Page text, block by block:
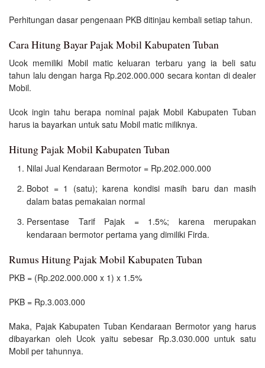
Perhitungan dasar pengenaan PKB ditinjau kembali setiap tahun.
Cara Hitung Bayar Pajak Mobil Kabupaten Tuban
Ucok memiliki Mobil matic keluaran terbaru yang ia beli satu
tahun lalu dengan harga Rp.202.000.000 secara kontan di dealer
Mobil.
Ucok ingin tahu berapa nominal pajak Mobil Kabupaten Tuban
harus ia bayarkan untuk satu Mobil matic miliknya.
Hitung Pajak Mobil Kabupaten Tuban
Nilai Jual Kendaraan Bermotor = Rp.202.000.000
Bobot = 1 (satu); karena kondisi masih baru dan masih
dalam batas pemakaian normal
Persentase Tarif Pajak = 1.5%; karena merupakan
kendaraan bermotor pertama yang dimiliki Firda.
Rumus Hitung Pajak Mobil Kabupaten Tuban
PKB = (Rp.202.000.000 x 1) x 1.5%
PKB = Rp.3.003.000
Maka, Pajak Kabupaten Tuban Kendaraan Bermotor yang harus
dibayarkan oleh Ucok yaitu sebesar Rp.3.030.000 untuk satu
Mobil per tahunnya.